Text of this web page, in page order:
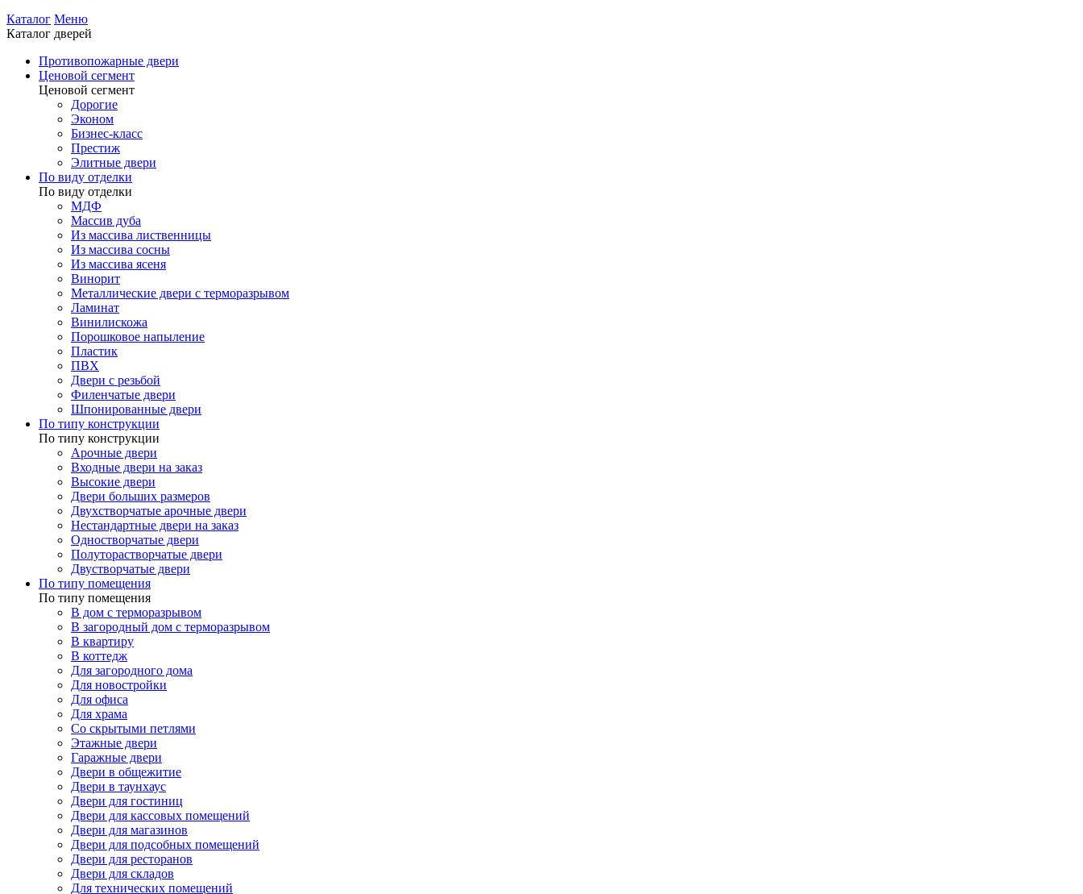
Каталог Меню
Каталог дверей
Противопожарные двери
Ценовой сегмент
Ценовой сегмент
Дорогие
Эконом
Бизнес-класс
Престиж
Элитные двери
По виду отделки
По виду отделки
МДФ
Массив дуба
Из массива лиственницы
Из массива сосны
Из массива ясеня
Винорит
Металлические двери с терморазрывом
Ламинат
Винилискожа
Порошковое напыление
Пластик
ПВХ
Двери с резьбой
Филенчатые двери
Шпонированные двери
По типу конструкции
По типу конструкции
Арочные двери
Входные двери на заказ
Высокие двери
Двери больших размеров
Двухстворчатые арочные двери
Нестандартные двери на заказ
Одностворчатые двери
Полуторастворчатые двери
Двустворчатые двери
По типу помещения
По типу помещения
В дом с терморазрывом
В загородный дом с терморазрывом
В квартиру
В коттедж
Для загородного дома
Для новостройки
Для офиса
Для храма
Со скрытыми петлями
Этажные двери
Гаражные двери
Двери в общежитие
Двери в таунхаус
Двери для гостиниц
Двери для кассовых помещений
Двери для магазинов
Двери для подсобных помещений
Двери для ресторанов
Двери для складов
Для технических помещений